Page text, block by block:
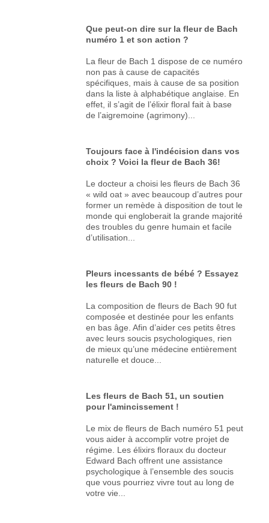
Que peut-on dire sur la fleur de Bach
numéro 1 et son action ?
La fleur de Bach 1 dispose de ce numéro
non pas à cause de capacités
spécifiques, mais à cause de sa position
dans la liste à alphabétique anglaise. En
effet, il s’agit de l’élixir floral fait à base
de l’aigremoine (agrimony)...
Toujours face à l'indécision dans vos
choix ? Voici la fleur de Bach 36!
Le docteur a choisi les fleurs de Bach 36
« wild oat » avec beaucoup d’autres pour
former un remède à disposition de tout le
monde qui engloberait la grande majorité
des troubles du genre humain et facile
d’utilisation...
Pleurs incessants de bébé ? Essayez
les fleurs de Bach 90 !
La composition de fleurs de Bach 90 fut
composée et destinée pour les enfants
en bas âge. Afin d’aider ces petits êtres
avec leurs soucis psychologiques, rien
de mieux qu’une médecine entièrement
naturelle et douce...
Les fleurs de Bach 51, un soutien
pour l'amincissement !
Le mix de fleurs de Bach numéro 51 peut
vous aider à accomplir votre projet de
régime. Les élixirs floraux du docteur
Edward Bach offrent une assistance
psychologique à l’ensemble des soucis
que vous pourriez vivre tout au long de
votre vie...